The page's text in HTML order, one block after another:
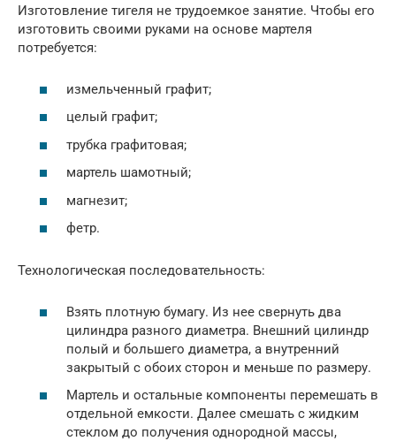
Изготовление тигеля не трудоемкое занятие. Чтобы его
изготовить своими руками на основе мартеля
потребуется:
измельченный графит;
целый графит;
трубка графитовая;
мартель шамотный;
магнезит;
фетр.
Технологическая последовательность:
Взять плотную бумагу. Из нее свернуть два
цилиндра разного диаметра. Внешний цилиндр
полый и большего диаметра, а внутренний
закрытый с обоих сторон и меньше по размеру.
Мартель и остальные компоненты перемешать в
отдельной емкости. Далее смешать с жидким
стеклом до получения однородной массы,